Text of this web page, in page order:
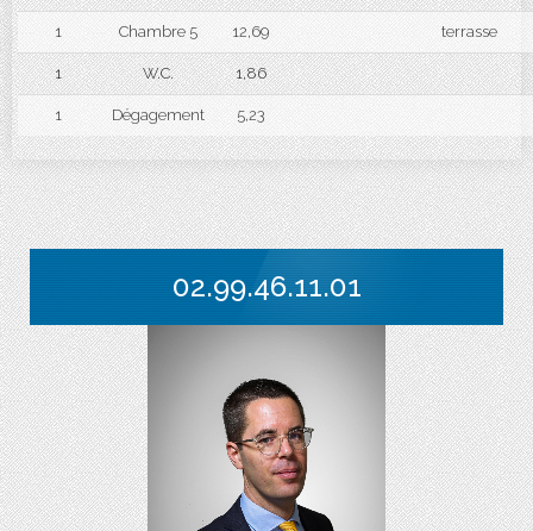
1 Chambre 5 12,69 terrasse
1 W.C. 1,86
1 Dégagement 5,23
02.99.46.11.01